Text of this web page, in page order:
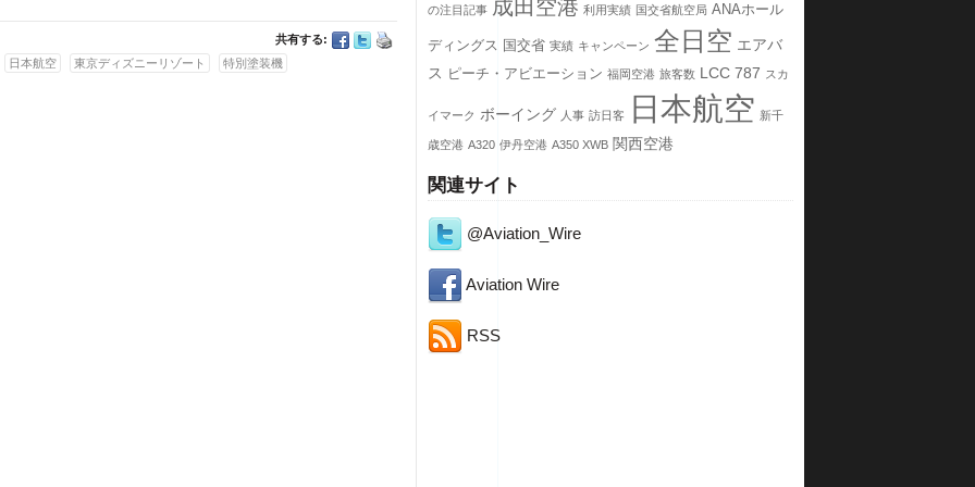
の注目記事 成田空港 利用実績 国交省航空局 ANAホール
ディングス 国交省 実績 キャンペーン 全日空 エアバ
ス
ピーチ・アビエーション 福岡空港 旅客数 LCC 787 スカ
イマーク ボーイング 人事 訪日客 日本航空 新千
歳空港 A320 伊丹空港 A350 XWB 関西空港
関連サイト
@Aviation_Wire
Aviation Wire
RSS
共有する:
日本航空 東京ディズニーリゾート 特別塗装機